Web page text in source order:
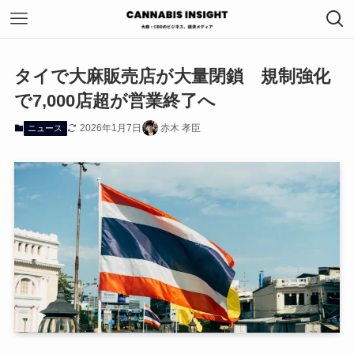
タイで大麻販売店が大量閉鎖 規制強化
で7,000店超が営業終了へ
ニュース 2026年1月7日 赤木 孝臣